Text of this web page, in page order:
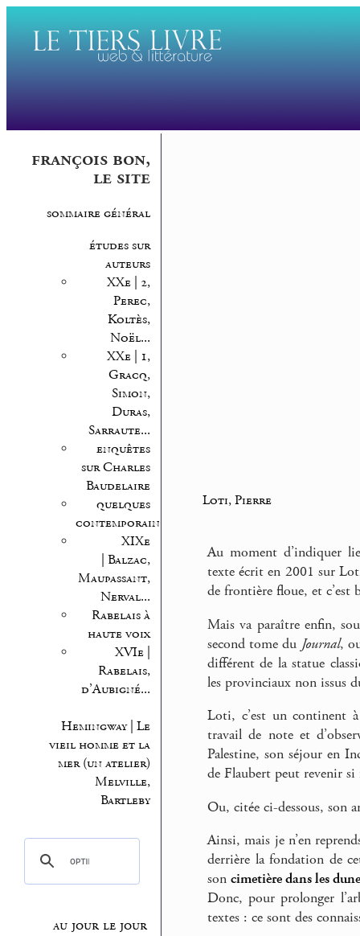
françois bon,
le site
sommaire général
études sur
auteurs
XXe | 2,
Perec,
Koltès,
Noël...
XXe | 1,
Gracq,
Simon,
Duras,
Sarraute...
enquêtes
sur Charles
Baudelaire
quelques
contemporains
XIXe
| Balzac,
Maupassant,
Nerval...
Rabelais à
haute voix
XVIe |
Rabelais,
d’Aubigné...
Hemingway | Le
vieil homme et la
mer (un atelier)
Melville,
Bartleby
au jour le jour
Loti, Pierre
Au moment d’indiquer
texte écrit en 2001 sur
de frontière floue, et c’est
Mais va paraître enfin,
second tome du Journal,
différent de la statue
les provinciaux non issus
Loti, c’est un continent
travail de note et
Palestine, son séjour en
de Flaubert peut revenir
Ou, citée ci-dessous, son
Ainsi, mais je n’en
derrière la fondation de
son cimetière dans les
Donc, pour prolonger
textes : ce sont des